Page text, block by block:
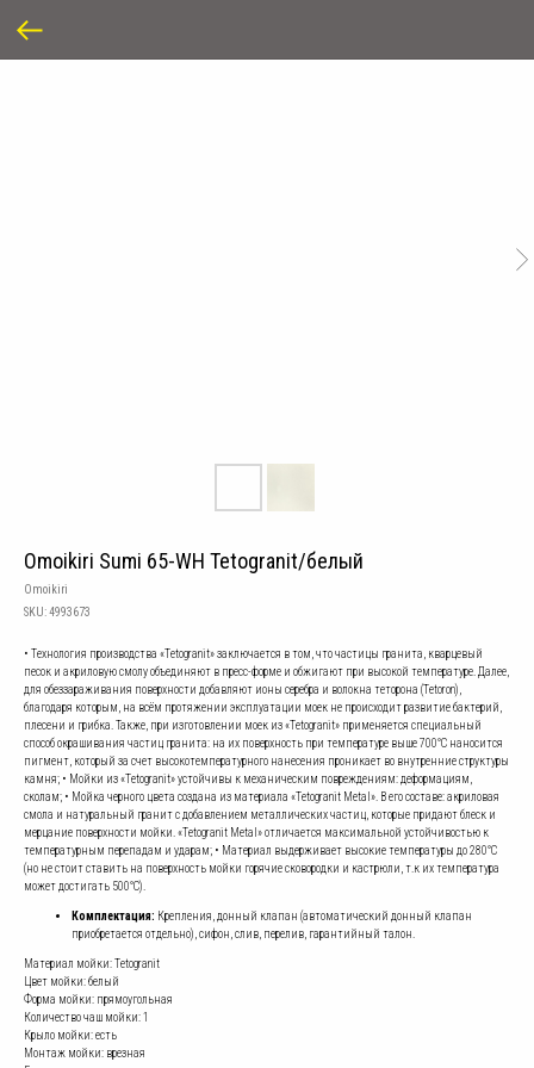
Omoikiri Sumi 65-WH Tetogranit/белый
Omoikiri
SKU:4993673
• Технология производства «Tetogranit» заключается в том, что частицы гранита, кварцевый
песок и акриловую смолу объединяют в пресс-форме и обжигают при высокой температуре. Далее,
для обеззараживания поверхности добавляют ионы серебра и волокна теторона (Tetoron),
благодаря которым, на всём протяжении эксплуатации моек не происходит развитие бактерий,
плесени и грибка. Также, при изготовлении моек из «Tetogranit» применяется специальный
способ окрашивания частиц гранита: на их поверхность при температуре выше 700°С наносится
пигмент, который за счет высокотемпературного нанесения проникает во внутренние структуры
камня; • Мойки из «Tetogranit» устойчивы к механическим повреждениям: деформациям,
сколам; • Мойка черного цвета создана из материала «Tetogranit Metal». В его составе: акриловая
смола и натуральный гранит с добавлением металлических частиц, которые придают блеск и
мерцание поверхности мойки. «Tetogranit Metal» отличается максимальной устойчивостью к
температурным перепадам и ударам; • Материал выдерживает высокие температуры до 280°С
(но не стоит ставить на поверхность мойки горячие сковородки и кастрюли, т.к их температура
может достигать 500°С).
Комплектация: Крепления, донный клапан (автоматический донный клапан
приобретается отдельно), сифон, слив, перелив, гарантийный талон.
Материал мойки: Tetogranit
Цвет мойки: белый
Форма мойки: прямоугольная
Количество чаш мойки: 1
Крыло мойки: есть
Монтаж мойки: врезная